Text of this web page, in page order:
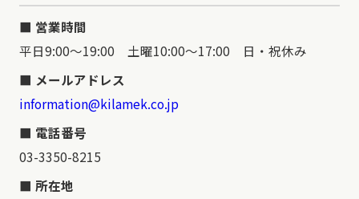
営業時間
平日9:00～19:00 土曜10:00～17:00 日・祝休み
メールアドレス
information@kilamek.co.jp
電話番号
03-3350-8215
所在地